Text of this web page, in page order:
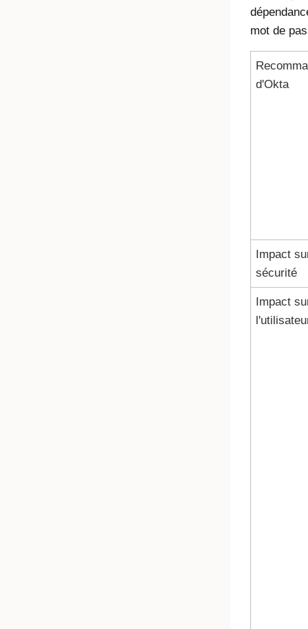
mot de
d'Okta
Impact
sécurité
Impact